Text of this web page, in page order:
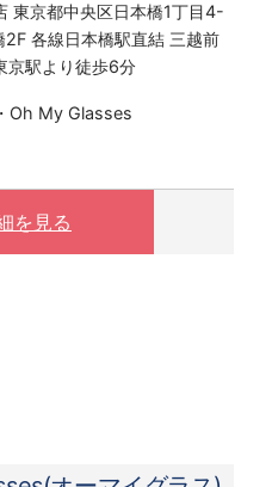
年度上期実績：販売職全
円、店長以上平均：月額
間～45時間分相当／月を含む
る）
時間は6～9時間/月、店長平均
12時間/月(2021年度実績）
東京都中央区日本橋1丁目4-
各線日本橋駅直結 三越前
京駅より徒歩6分
Oh My Glasses
を見る